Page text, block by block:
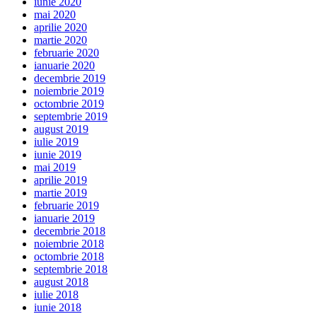
mai 2020
aprilie 2020
martie 2020
februarie 2020
ianuarie 2020
decembrie 2019
noiembrie 2019
octombrie 2019
septembrie 2019
august 2019
iulie 2019
iunie 2019
mai 2019
aprilie 2019
martie 2019
februarie 2019
ianuarie 2019
decembrie 2018
noiembrie 2018
octombrie 2018
septembrie 2018
august 2018
iulie 2018
iunie 2018